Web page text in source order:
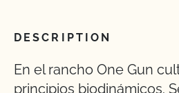
DESCRIPTION
En el rancho One Gun
principios biodinámicos.